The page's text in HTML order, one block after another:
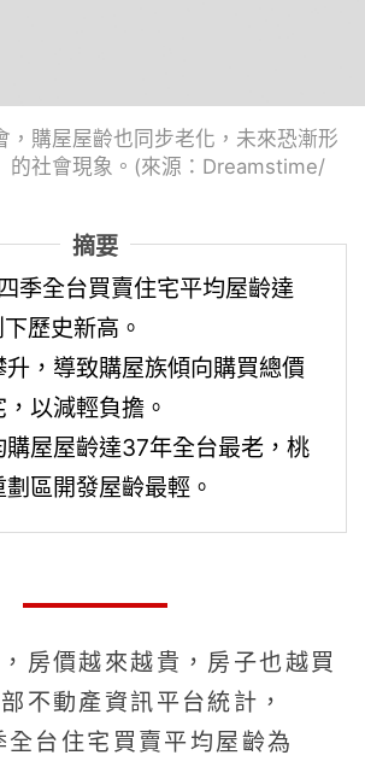
，購屋屋齡也同步老化，未來恐漸形
的社會現象。(來源：Dreamstime/
摘要
季全台買賣住宅平均屋齡達
歷史新高。
升，導致購屋族傾向購買總價
以減輕負擔。
購屋屋齡達37年全台最老，桃
區開發屋齡最輕。
房價越來越貴，房子也越買
不動產資訊平台統計，
台住宅買賣平均屋齡為